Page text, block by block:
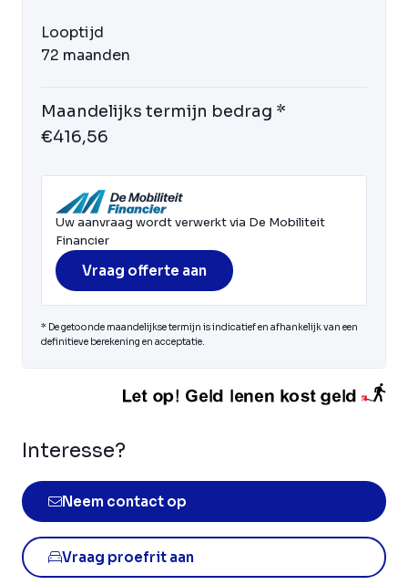
Looptijd
72 maanden
Maandelijks termijn bedrag *
€416,56
Uw aanvraag wordt verwerkt via De Mobiliteit
Financier
Vraag offerte aan
* De getoonde maandelijkse termijn is indicatief en afhankelijk van een
definitieve berekening en acceptatie.
Interesse?
Neem contact op
Vraag proefrit aan